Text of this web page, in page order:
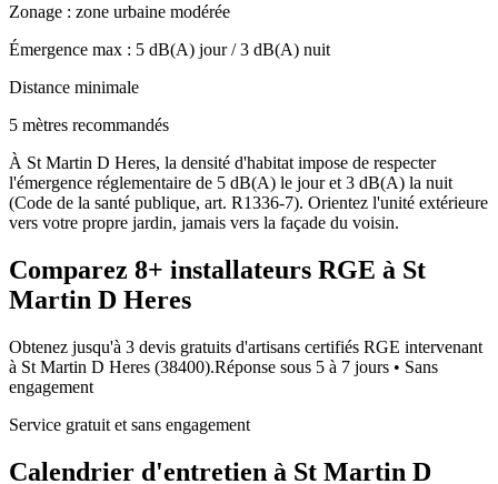
Zonage : zone urbaine modérée
Émergence max : 5 dB(A) jour /3 dB(A) nuit
Distance minimale
5 mètres recommandés
À St Martin D Heres, la densité d'habitat impose de respecter
l'émergence réglementaire de 5 dB(A) le jour et 3 dB(A) la nuit
(Code de la santé publique, art. R1336-7). Orientez l'unité extérieure
vers votre propre jardin, jamais vers la façade du voisin.
Comparez 8+ installateurs RGE à St
Martin D Heres
Obtenez jusqu'à 3 devis gratuits d'artisans certifiés RGE intervenant
à St Martin D Heres (38400).Réponse sous 5 à 7 jours • Sans
engagement
Service gratuit et sans engagement
Calendrier d'entretien à St Martin D